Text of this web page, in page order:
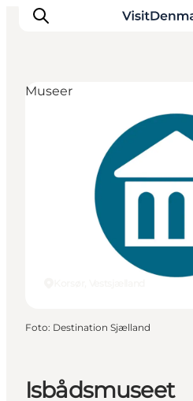
Destinationer
Oplevelser
Overnatning
Planlæg ferien
Isbådsmuseet
Museer
Foto: Destination Sjælland